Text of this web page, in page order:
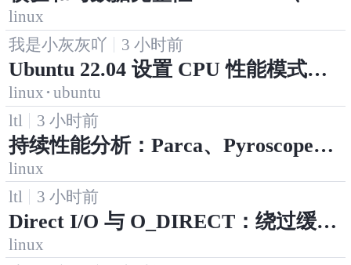
Hash 与端到端校验
linux
我是小灰灰吖
3 小时前
Ubuntu 22.04 设置 CPU 性能模式：
提升系统响应速度
linux · ubuntu
ltl
3 小时前
持续性能分析：Parca、Pyroscope、
Grafana Beyla
linux
ltl
3 小时前
Direct I/O 与 O_DIRECT：绕过缓存
的得与失
linux